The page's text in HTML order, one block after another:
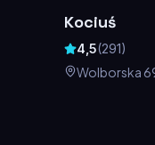
Kociuś
4,5(291)
Wolborska